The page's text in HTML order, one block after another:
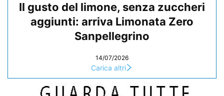
Il gusto del limone, senza zuccheri
aggiunti: arriva Limonata Zero
Sanpellegrino
14/07/2026
Carica altri